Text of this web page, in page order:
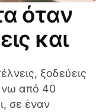
όταν
και
ξοδεύεις
από 40
σε έναν